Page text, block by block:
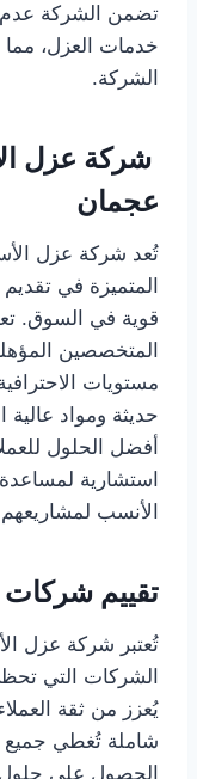
تضمن الشركة عدم
خدمات العزل، مما
الشركة.
شركة عزل
عجمان
تُعد شركة عزل
المتميزة في
قوية في السوق.
المتخصصين
مستويات
حديثة ومواد عالية
أفضل الحلول
استشارية لمساعدة
الأنسب
تقييم
تُعتبر شركة عزل
الشركات التي
يُعزز من ثقة
شاملة تُغطي جميع
الحصول على